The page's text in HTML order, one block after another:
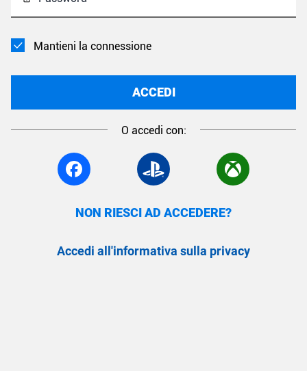
Mantieni la connessione
ACCEDI
O accedi con:
NON RIESCI AD ACCEDERE?
Accedi all'informativa sulla privacy